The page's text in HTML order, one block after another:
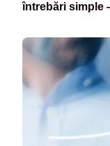
întrebări simple